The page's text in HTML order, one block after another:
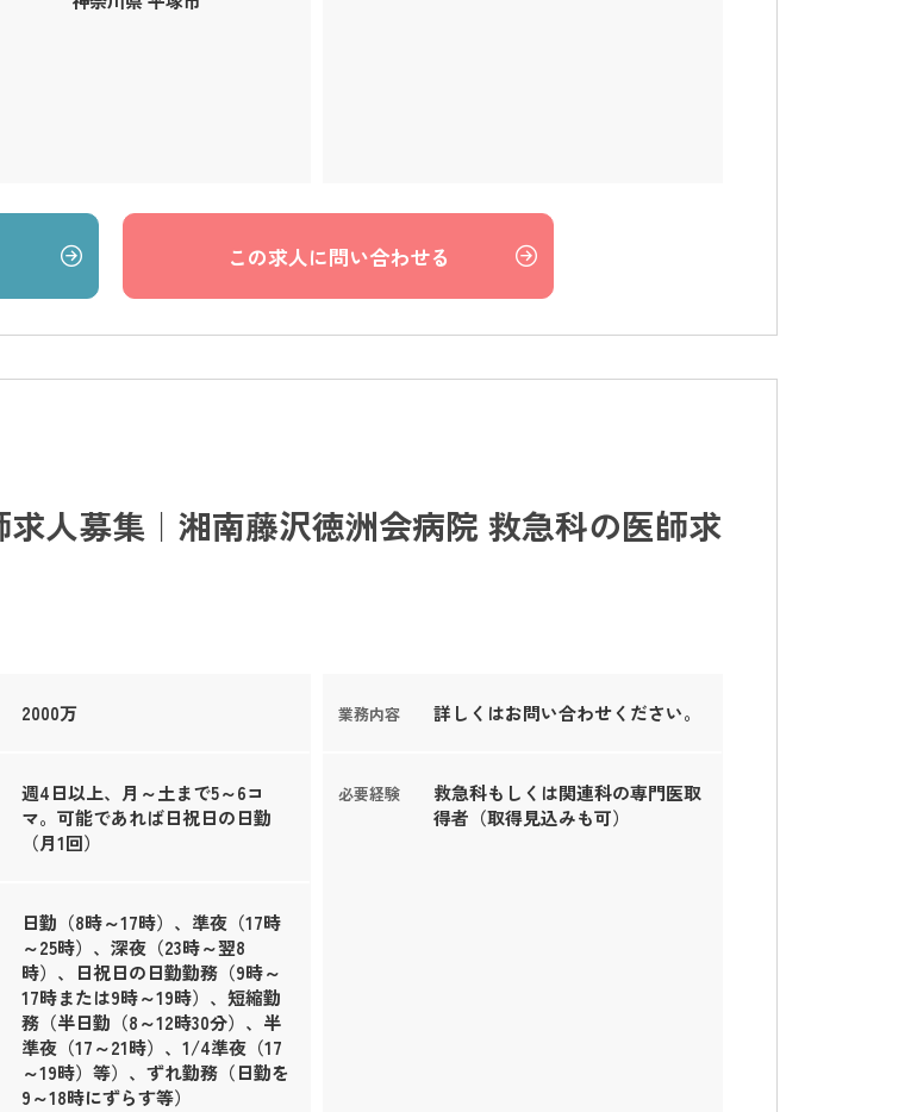
この求人に問い合わせる
求人募集｜湘南藤沢徳洲会病院 救急科の医師求
2000万
週4日以上、月～土まで5～6コ
マ。可能であれば日祝日の日勤
（月1回）
日勤（8時～17時）、準夜（17時
～25時）、深夜（23時～翌8
時）、日祝日の日勤勤務（9時～
17時または9時～19時）、短縮勤
務（半日勤（8～12時30分）、半
準夜（17～21時）、1/4準夜（17
～19時）等）、ずれ勤務（日勤を
9～18時にずらす等）
業務内容 詳しくはお問い合わせください。
必要経験
救急科もしくは関連科の専門医取
得者（取得見込みも可）